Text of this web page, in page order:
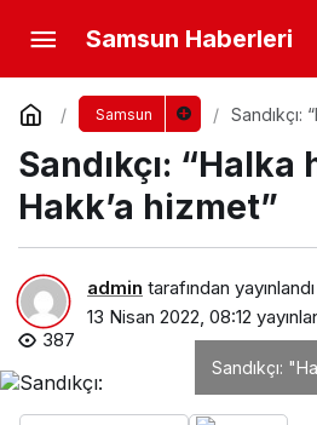
Samsun Haberleri
Samsun
Sandıkçı:
Sandıkçı: “Halka
Hakk’a hizmet”
admin tarafından yayınlandı
13 Nisan 2022, 08:12
387
Sandıkçı: